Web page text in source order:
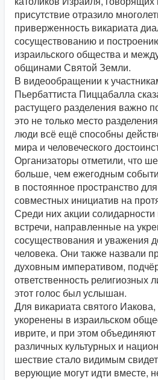
присутствие отразило
приверженность викариата
сосуществованию и
израильского общества и
общинами Святой Земли.
В видеообращении к
Пьербаттиста Пиццабалла
растущего разделения важно
это не только место
люди всё ещё способны
мира и человеческого
Организаторы отметили, что
больше, чем ежегодным
в постоянное пространство
совместных инициатив на
Среди них акции
встречи, направленные на
сосуществования и уважения
человека. Они также назвали
духовным императивом,
ответственность религиозных
этот голос был услышан.
Для викариата святого
укоренены в израильском
иврите, и при этом
различных культурных и
шествие стало видимым
верующие могут идти вместе,